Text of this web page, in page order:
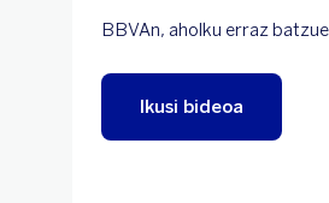
BBVAn, aholku erraz
Ikusi bideoa